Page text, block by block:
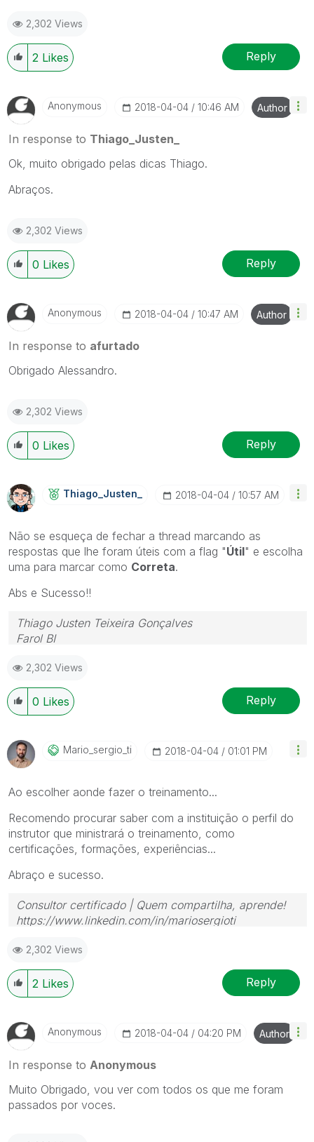
2,302 Views
2 Likes Reply
Anonymous ‎2018-04-04 10:46 AM Author
In response to Thiago_Justen_
Ok, muito obrigado pelas dicas Thiago.
Abraços.
2,302 Views
0 Likes Reply
Anonymous ‎2018-04-04 10:47 AM Author
In response to afurtado
Obrigado Alessandro.
2,302 Views
0 Likes Reply
Thiago_Justen_ ‎2018-04-04 10:57 AM
Não se esqueça de fechar a thread marcando as
respostas que lhe foram úteis com a flag "Útil" e escolha
uma para marcar como Correta.
Abs e Sucesso!!
Thiago Justen Teixeira Gonçalves
Farol BI
Skype: justen.thiago
2,302 Views
0 Likes Reply
Mario_sergio_ti ‎2018-04-04 01:01 PM
Ao escolher aonde fazer o treinamento...
Recomendo procurar saber com a instituição o perfil do
instrutor que ministrará o treinamento, como
certificações, formações, experiências...
Abraço e sucesso.
Consultor certificado | Quem compartilha, aprende!
https://www.linkedin.com/in/mariosergioti
2,302 Views
2 Likes Reply
Anonymous ‎2018-04-04 04:20 PM Author
In response to Anonymous
Muito Obrigado, vou ver com todos os que me foram
passados por voces.